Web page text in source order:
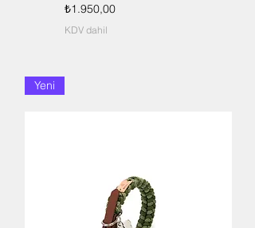
Fiyat
₺1.950,00
KDV dahil
Yeni